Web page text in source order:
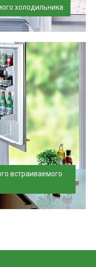
холодильника
разных
встраиваемого
кухни